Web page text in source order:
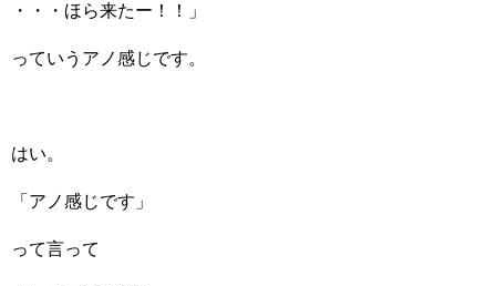
・・・ほら来たー！！」
っていうアノ感じです。
はい。
「アノ感じです」
って言って